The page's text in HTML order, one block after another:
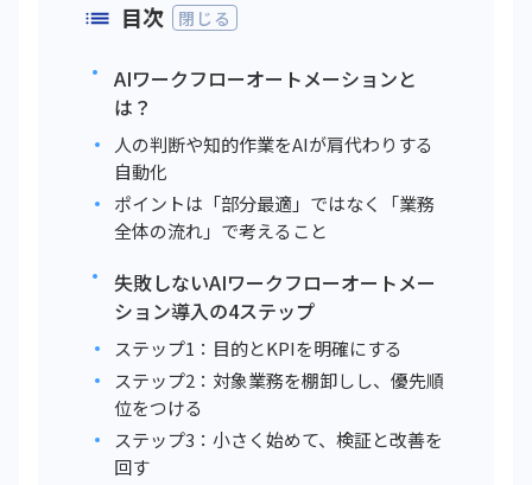
閉じる
目次
AIワークフローオートメーションと
は？
人の判断や知的作業をAIが肩代わりする
自動化
ポイントは「部分最適」ではなく「業務
全体の流れ」で考えること
失敗しないAIワークフローオートメー
ション導入の4ステップ
ステップ1：目的とKPIを明確にする
ステップ2：対象業務を棚卸しし、優先順
位をつける
ステップ3：小さく始めて、検証と改善を
回す